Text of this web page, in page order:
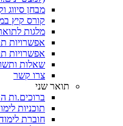
מבחן סיווג
קורס קיץ
מלגות
אפשרויות
אפשרויות
שאלות
צרו קשר
תואר שני
ברוכים.ות
תוכניות
חוברת